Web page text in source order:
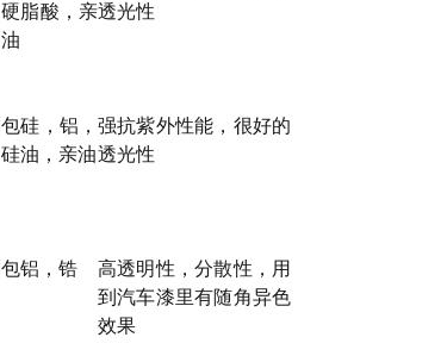
硬脂酸，亲
油
透光性
包硅，铝，
硅油，亲油
强抗紫外性能，很好的
透光性
包铝，锆
高透明性，分散性，用
到汽车漆里有随角异色
效果